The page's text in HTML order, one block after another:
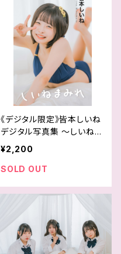
《デジタル限定》皆本しいね
デジタル写真集 〜しいねま
みれ〜
¥2,200
SOLD OUT